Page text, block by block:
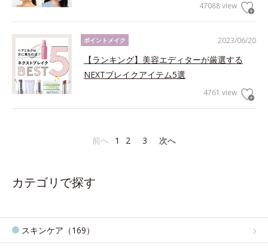
47088 view
2023/06/20
ポイントメイク
【ランキング】美容エディターが厳選する
NEXTブレイクアイテム5選
4761 view
前へ 1 2 3 次へ
カテゴリで探す
スキンケア（169）